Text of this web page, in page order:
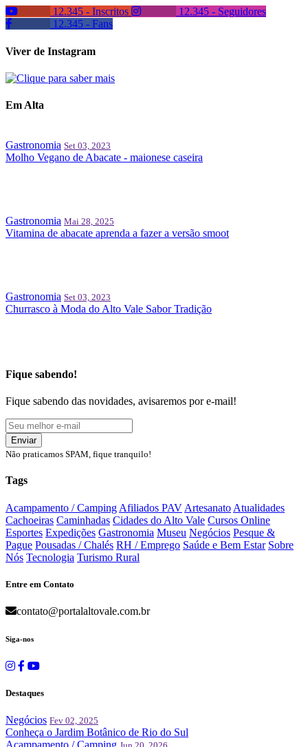
12.345 - Inscritos
12.345 - Seguidores
12.345 - Fans
Viver de Instagram
Em Alta
Gastronomia Set 03, 2023
Molho Vegano de Abacate - maionese caseira
Gastronomia Mai 28, 2025
Vitamina de abacate aprenda a fazer a versão smoot
Gastronomia Set 03, 2023
Churrasco à Moda do Alto Vale Sabor Tradição
Fique sabendo!
Fique sabendo das novidades, avisaremos por e-mail!
Enviar
Não praticamos SPAM, fique tranquilo!
Tags
Acampamento / Camping Afiliados PAV Artesanato Atualidades
Cachoeiras Caminhadas Cidades do Alto Vale Cursos Online
Esportes Expedições Gastronomia Museu Negócios Pesque &
Pague Pousadas / Chalés RH / Emprego Saúde e Bem Estar Sobre
Nós Tecnologia Turismo Rural
Entre em Contato
contato@portalaltovale.com.br
Siga-nos
Destaques
Negócios Fev 02, 2025
Conheça o Jardim Botânico de Rio do Sul